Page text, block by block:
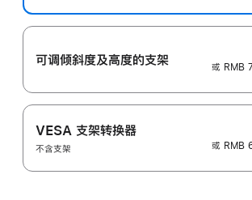
可调倾斜度及高‍度的支‍架
或 RMB
VESA 支架转换器
不含支架
或 RMB